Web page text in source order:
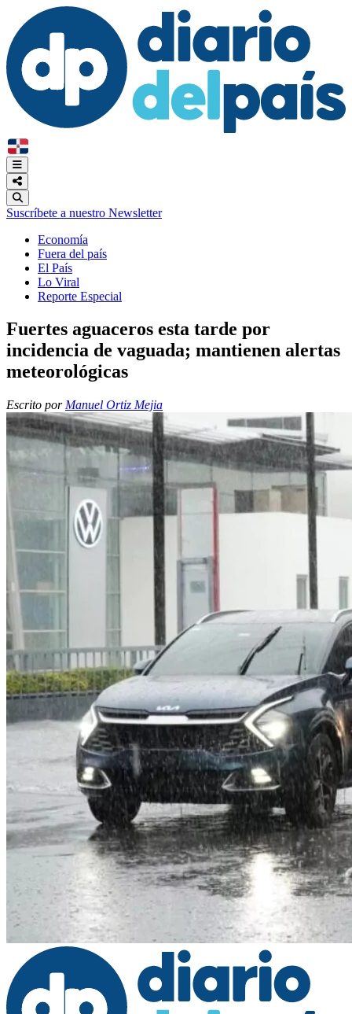
Suscríbete a nuestro Newsletter
Economía
Fuera del país
El País
Lo Viral
Reporte Especial
Fuertes aguaceros esta tarde por
incidencia de vaguada; mantienen alertas
meteorológicas
Escrito por Manuel Ortiz Mejia